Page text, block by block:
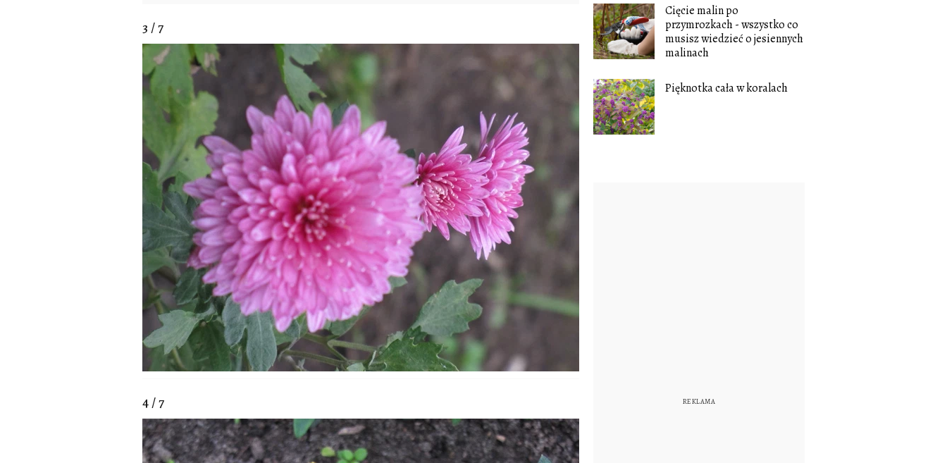
3 / 7
4 / 7
Cięcie malin po
przymrozkach - wszystko co
musisz wiedzieć o jesiennych
malinach
Pięknotka cała w koralach